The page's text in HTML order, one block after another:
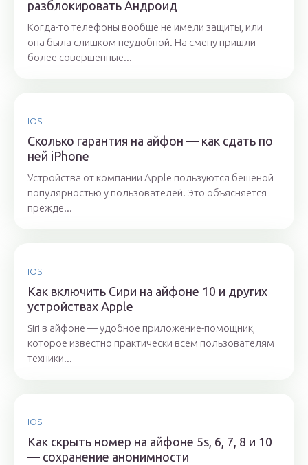
разблокировать Андроид
Когда-то телефоны вообще не имели защиты, или
она была слишком неудобной. На смену пришли
более совершенные...
IOS
Сколько гарантия на айфон — как сдать по
ней iPhone
Устройства от компании Apple пользуются бешеной
популярностью у пользователей. Это объясняется
прежде...
IOS
Как включить Сири на айфоне 10 и других
устройствах Apple
Siri в айфоне — удобное приложение-помощник,
которое известно практически всем пользователям
техники...
IOS
Как скрыть номер на айфоне 5s, 6, 7, 8 и 10
— сохранение анонимности